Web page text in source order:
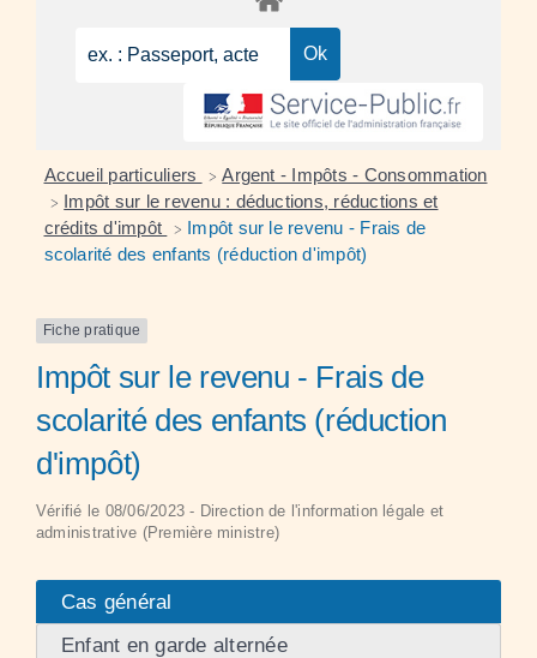
Accueil particuliers > Argent - Impôts - Consommation
> Impôt sur le revenu : déductions, réductions et
crédits d'impôt
> Impôt sur le revenu - Frais de
scolarité des enfants (réduction d'impôt)
Fiche pratique
Impôt sur le revenu - Frais de
scolarité des enfants (réduction
d'impôt)
Vérifié le 08/06/2023 - Direction de l'information légale et
administrative (Première ministre)
Cas général
Enfant en garde alternée